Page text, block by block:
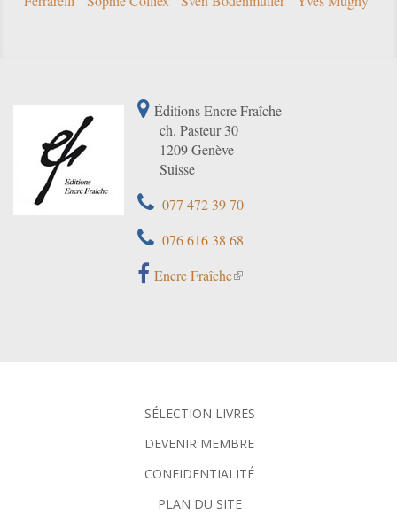
Éditions Encre Fraîche
ch. Pasteur 30
1209 Genève
Suisse
077 472 39 70
076 616 38 68
Encre Fraîche
SÉLECTION LIVRES
DEVENIR MEMBRE
CONFIDENTIALITÉ
PLAN DU SITE